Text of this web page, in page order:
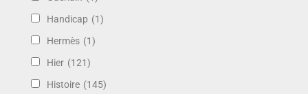
Handicap (1)
Hermès (1)
Hier (121)
Histoire (145)